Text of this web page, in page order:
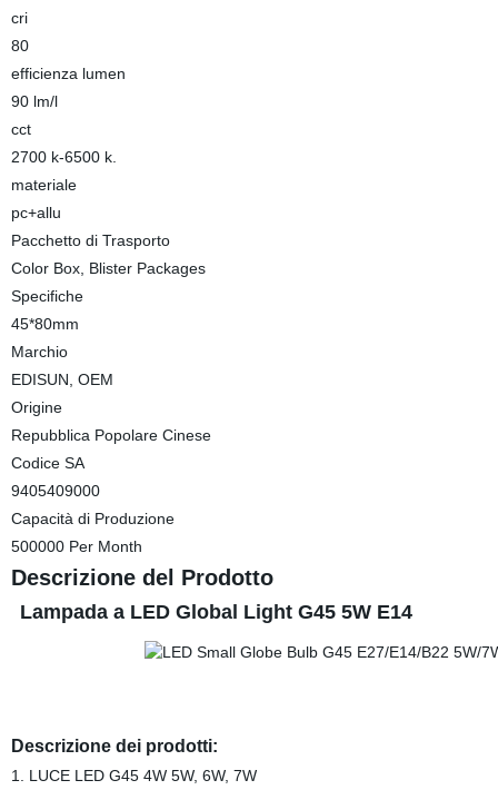
cri
80
efficienza lumen
90 lm/l
cct
2700 k-6500 k.
materiale
pc+allu
Pacchetto di Trasporto
Color Box, Blister Packages
Specifiche
45*80mm
Marchio
EDISUN, OEM
Origine
Repubblica Popolare Cinese
Codice SA
9405409000
Capacità di Produzione
500000 Per Month
Descrizione del Prodotto
Lampada a LED Global Light G45 5W E14
Descrizione dei prodotti:
1. LUCE LED G45 4W 5W, 6W, 7W